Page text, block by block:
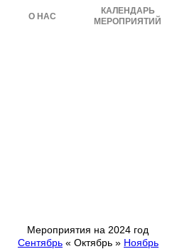
О НАС
КАЛЕНДАРЬ
МЕРОПРИЯТИЙ
Мероприятия на 2024 год
Сентябрь « Октябрь » Ноябрь